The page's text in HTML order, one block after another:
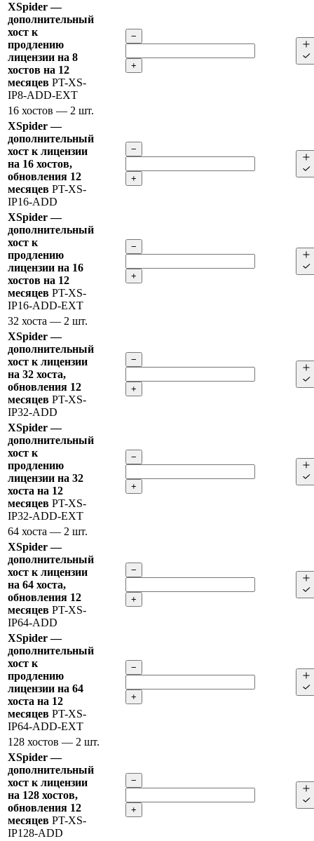
XSpider —
дополнительный
хост к
продлению
лицензии на 8
хостов на 12
месяцев PT-XS-
IP8-ADD-EXT
−
+
16 хостов — 2 шт.
XSpider —
дополнительный
хост к лицензии
на 16 хостов,
обновления 12
месяцев PT-XS-
IP16-ADD
−
+
XSpider —
дополнительный
хост к
продлению
лицензии на 16
хостов на 12
месяцев PT-XS-
IP16-ADD-EXT
−
+
32 хоста — 2 шт.
XSpider —
дополнительный
хост к лицензии
на 32 хоста,
обновления 12
месяцев PT-XS-
IP32-ADD
−
+
XSpider —
дополнительный
хост к
продлению
лицензии на 32
хоста на 12
месяцев PT-XS-
IP32-ADD-EXT
−
+
64 хоста — 2 шт.
XSpider —
дополнительный
хост к лицензии
на 64 хоста,
обновления 12
месяцев PT-XS-
IP64-ADD
−
+
XSpider —
дополнительный
хост к
продлению
лицензии на 64
хоста на 12
месяцев PT-XS-
IP64-ADD-EXT
−
+
128 хостов — 2 шт.
XSpider —
дополнительный
хост к лицензии
на 128 хостов,
обновления 12
месяцев PT-XS-
IP128-ADD
−
+